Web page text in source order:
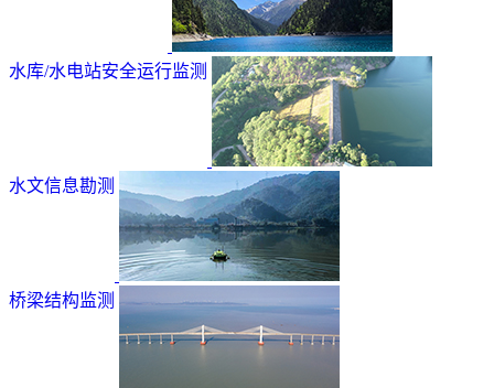
水库/水电站安全运行监测
水文信息勘测
桥梁结构监测